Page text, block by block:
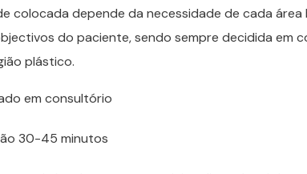
colocada depende da necessidade de cada área
do paciente, sendo sempre decidida em
plástico.
em consultório
30-45 minutos